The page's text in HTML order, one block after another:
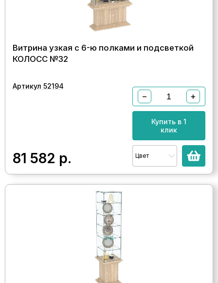
Витрина узкая с 6-ю полками и подсветкой
КОЛОСС №32
Артикул 52194
81 582 р.
− +
Купить в 1
клик
Цвет